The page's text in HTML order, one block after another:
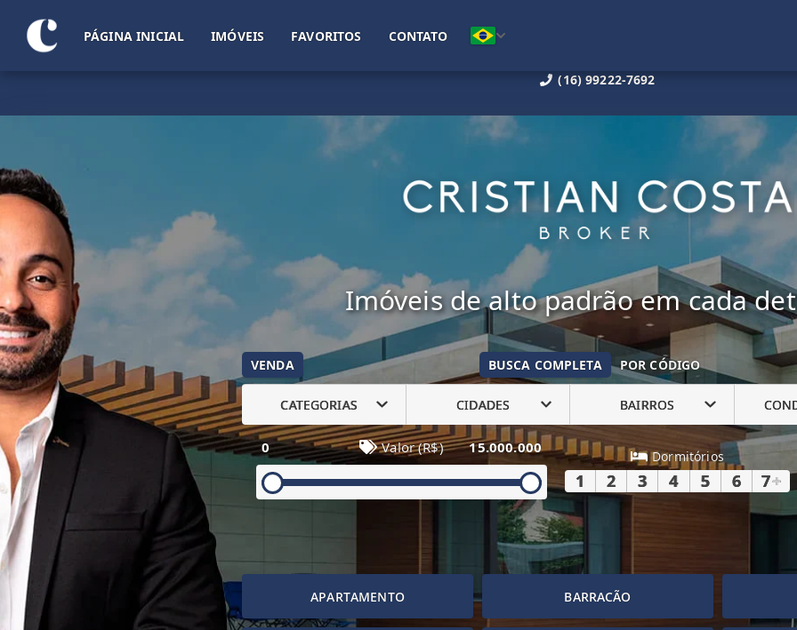
(16) 99222-7692
PÁGINA INICIAL IMÓVEIS FAVORITOS CONTATO
Imóveis de alto padrão em cada
VENDA BUSCA COMPLETA POR CÓDIGO
CATEGORIAS CIDADES BAIRROS
0 Valor (R$) 15.000.000 Dormitórios
1 2 3 4 5 6 7+
APARTAMENTO BARRACÃO